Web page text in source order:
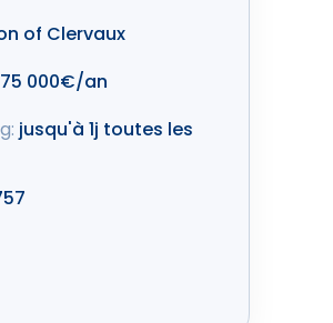
of Clervaux
000€/an
jusqu'à 1j toutes les